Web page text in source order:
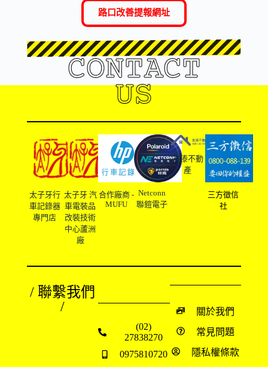
路口改善提報網址
CONTACT
US
太子牙行
車記錄器
專門店
太子牙 汽
車電裝品
改裝技術
中心蘆洲
廠
合作廠商 -
MUFU
Netconn
聯鎧電子
友溙不動
產
三方徵信
社
/ 聯繫我們
/
(02)
27838270
0975810720
關於我們
常見問題
隱私權條款